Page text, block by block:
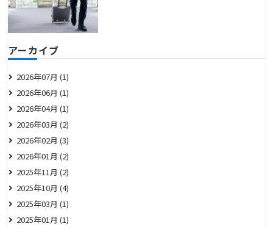
アーカイブ
2026年07月 (1)
2026年06月 (1)
2026年04月 (1)
2026年03月 (2)
2026年02月 (3)
2026年01月 (2)
2025年11月 (2)
2025年10月 (4)
2025年03月 (1)
2025年01月 (1)